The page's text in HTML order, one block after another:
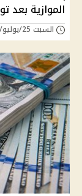
الموازية بعد
السبت 25/يوليو/2026 - 10:22 ص